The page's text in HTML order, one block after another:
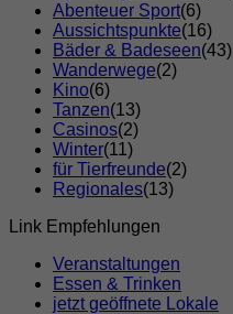
Abenteuer Sport(6)
Aussichtspunkte(16)
Bäder & Badeseen(43)
Wanderwege(2)
Kino(6)
Tanzen(13)
Casinos(2)
Winter(11)
für Tierfreunde(2)
Regionales(13)
Link Empfehlungen
Veranstaltungen
Essen & Trinken
jetzt geöffnete Lokale